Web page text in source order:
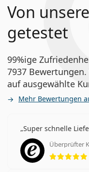
Von
getestet
99%ige
7937
auf ausgewählte
Mehr Bewertungen
Super schnelle
Überprüfter